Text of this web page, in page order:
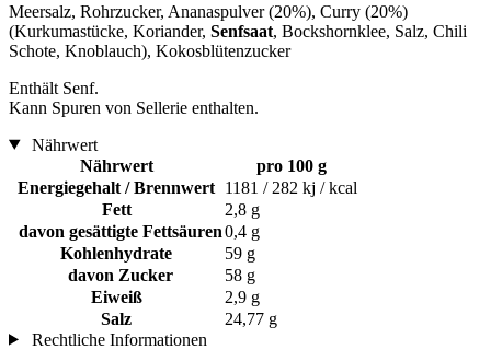
Meersalz, Rohrzucker, Ananaspulver (20%), Curry (20%)
(Kurkumastücke, Koriander, Senfsaat, Bockshornklee, Salz, Chili
Schote, Knoblauch), Kokosblütenzucker
Enthält Senf.
Kann Spuren von Sellerie enthalten.
Nährwert
Nährwert
pro 100 g
Energiegehalt / Brennwert 1181 / 282 kj / kcal
Fett
2,8 g
davon gesättigte Fettsäuren0,4 g
Kohlenhydrate
59 g
davon Zucker
58 g
Eiweiß
2,9 g
Salz
24,77 g
Rechtliche Informationen